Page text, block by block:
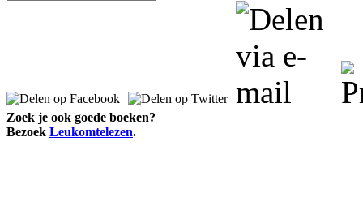
Zoek je ook goede boeken?
Bezoek Leukomtelezen.